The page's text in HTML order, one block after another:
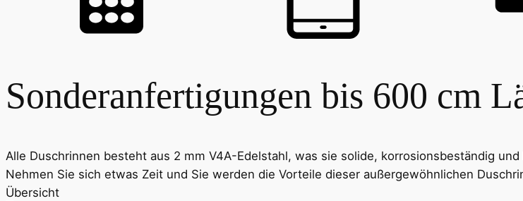
Sonderanfertigungen bis 600 cm
Alle Duschrinnen besteht aus 2 mm V4A-Edelstahl, was sie solide, korrosionsbeständig
Nehmen Sie sich etwas Zeit und Sie werden die Vorteile dieser außergewöhnlichen
Übersicht